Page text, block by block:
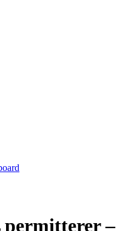
permitterer –